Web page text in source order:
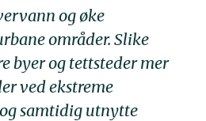
og øke
områder. Slike
byer og tettsteder mer
ved ekstreme
samtidig utnytte